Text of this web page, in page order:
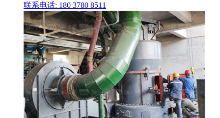
联系电话: 180 3780 8511